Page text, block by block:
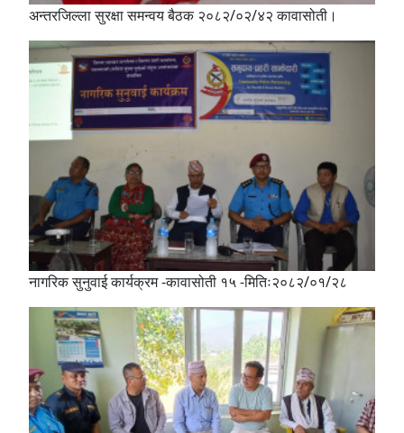
अन्तरजिल्ला सुरक्षा समन्वय बैठक २०८२/०२/४२ कावासोती।
नागरिक सुनुवाई कार्यक्रम -कावासोती १५ -मितिः२०८२/०१/२८